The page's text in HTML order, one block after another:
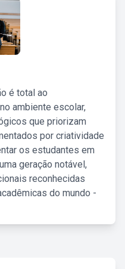
é total ao
ambiente escolar,
que priorizam
por criatividade
os estudantes em
geração notável,
reconhecidas
do mundo -